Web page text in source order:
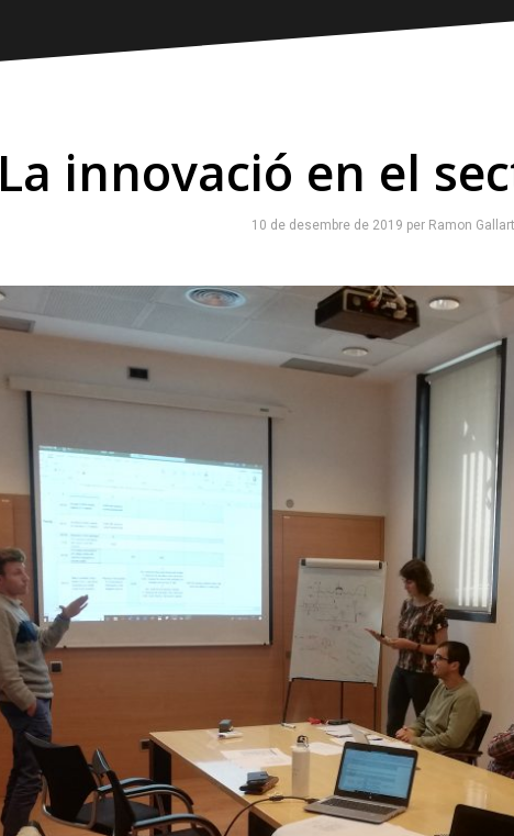
La innovació en el
10 de desembre de 2019 per Ramon Gallart